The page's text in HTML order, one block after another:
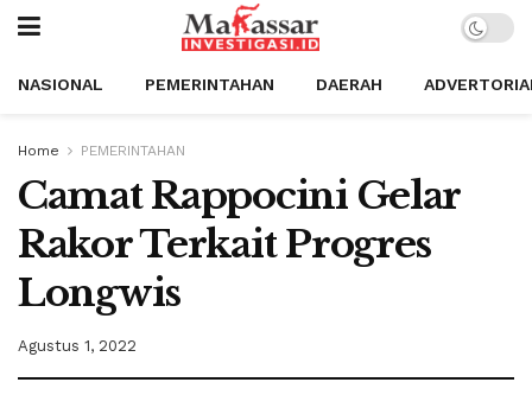
NASIONAL PEMERINTAHAN DAERAH
Home PEMERINTAHAN
Camat Rappocini Gelar
Rakor Terkait Progres
Longwis
Agustus 1, 2022